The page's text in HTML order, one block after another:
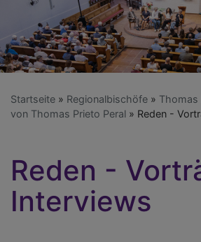
Startseite Regionalbischöfe Thomas
von Thomas Prieto Peral
Reden -
Reden -
Interviews